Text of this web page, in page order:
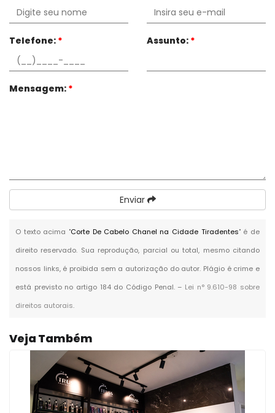
Telefone: * Assunto: *
Mensagem: *
Enviar
O texto acima "Corte De Cabelo Chanel na Cidade Tiradentes" é de
direito reservado. Sua reprodução, parcial ou total, mesmo citando
nossos links, é proibida sem a autorização do autor. Plágio é crime e
está previsto no artigo 184 do Código Penal. – Lei n° 9.610-98 sobre
direitos autorais.
Veja Também